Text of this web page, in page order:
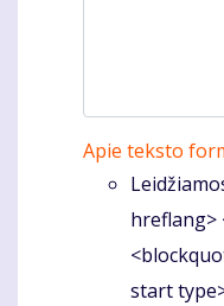
Apie teksto
hreflang>
start